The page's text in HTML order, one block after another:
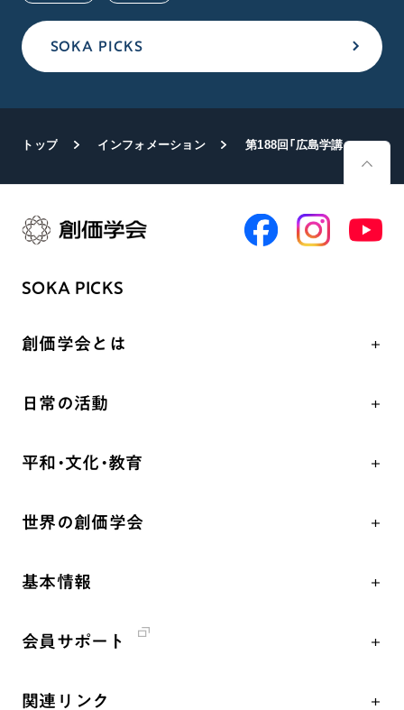
SOKA PICKS
トップ インフォメーション 第188回「広島学講座」行う 赤十字国際委員会の駐日代表が語る
SOKA PICKS
創価学会とは
祈り
聖典
釈尊～法華経
創価学会の三代会長
第2代会長・戸田城聖先生
日常の活動
座談会
仏法を語る
年間の活動について
彼岸
平和・文化・教育
「人権文化」「ジェンダー平等」を促進
人道支援
展示活動
世界の創価学会
基本情報
創価学会 社会憲章
会員サポート
関連リンク